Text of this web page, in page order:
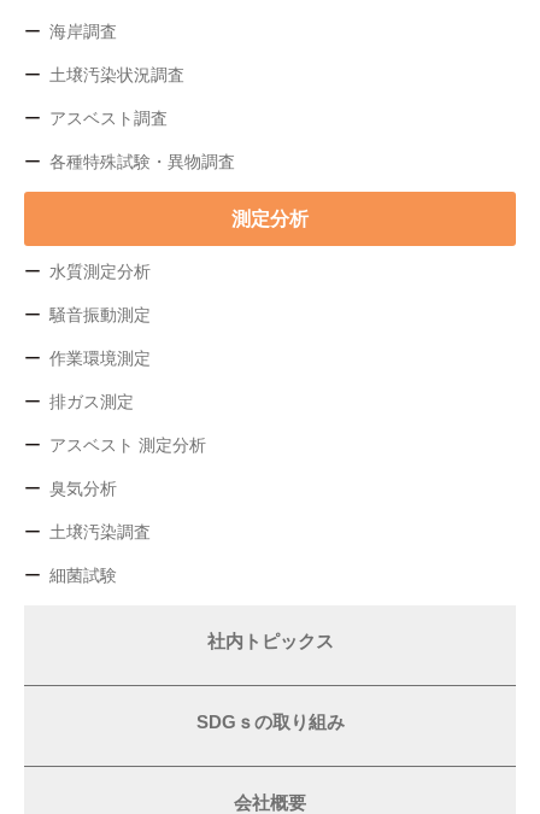
海岸調査
土壌汚染状況調査
アスベスト調査
各種特殊試験・異物調査
測定分析
水質測定分析
騒音振動測定
作業環境測定
排ガス測定
アスベスト 測定分析
臭気分析
土壌汚染調査
細菌試験
社内トピックス
SDGｓの取り組み
会社概要